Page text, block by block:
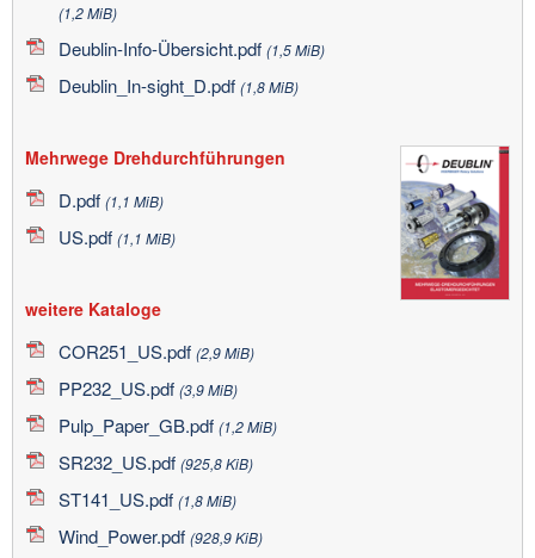
(1,2 MiB)
Deublin-Info-Übersicht.pdf (1,5 MiB)
Deublin_In-sight_D.pdf (1,8 MiB)
Mehrwege Drehdurchführungen
D.pdf (1,1 MiB)
US.pdf (1,1 MiB)
weitere Kataloge
COR251_US.pdf (2,9 MiB)
PP232_US.pdf (3,9 MiB)
Pulp_Paper_GB.pdf (1,2 MiB)
SR232_US.pdf (925,8 KiB)
ST141_US.pdf (1,8 MiB)
Wind_Power.pdf (928,9 KiB)